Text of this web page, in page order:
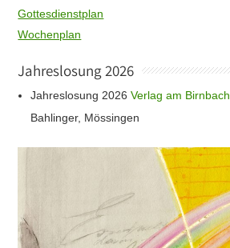
Gottesdienstplan
Wochenplan
Jahreslosung 2026
Jahreslosung 2026Verlag am Birnbach
Bahlinger, Mössingen